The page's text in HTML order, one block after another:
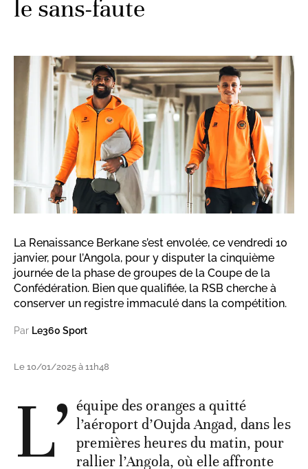
le sans-faute
La Renaissance Berkane s’est envolée, ce vendredi 10
janvier, pour l’Angola, pour y disputer la cinquième
journée de la phase de groupes de la Coupe de la
Confédération. Bien que qualifiée, la RSB cherche à
conserver un registre immaculé dans la compétition.
Par Le360 Sport
Le 10/01/2025 à 11h48
L’ équipe des oranges a quitté
l’aéroport d’Oujda Angad, dans les
premières heures du matin, pour
rallier l’Angola, où elle affronte